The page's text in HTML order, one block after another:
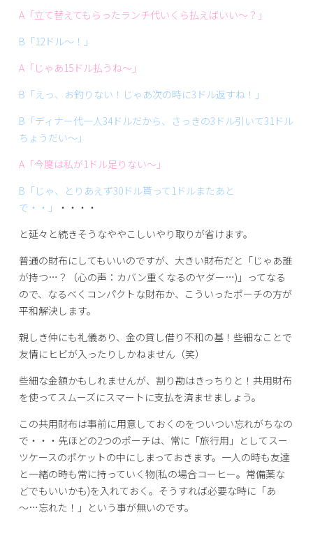
A「立て替えてもらったランチ代いくら払えばいい～？」
B「12ドル～！」
A「じゃあ15ドル払うね～」
B「えっ、お釣りない！じゃあ次の時に3ドル返すね！」
B「ディナー代一人34ドルだから、さっきの3ドル引いて31ドル
ちょうだい～」
A「今度は私が1ドル足りない～」
B「じゃ、とりあえず30ドル貰って1ドルまたあと
で・・」
・・・・
と延々と続きそうなややこしいやり取りが省けます。
普通の財布にしてもいいのですが、大きい財布だと「じゃあ誰
が持つ…？（心の声：カバン重くなるのヤダー…)」ってなる
ので、なるべくコンパクトな財布か、こういったポーチの方が
平和解決します。
親しき仲にも礼儀あり、金の貸し借り不和の基！些細なことで
友情にヒビが入ったりしかねません（笑）
些細な金額かもしれませんが、割り勘はきっちりと！共用財布
を使ってスムーズにスマートに支払を済ませましょう。
この共用財布は事前に用意しておくのをついつい忘れがちなの
で・・・先ほどの2つのポーチは、常に「旅行用」としてスー
ツケースのポケットの中にしまっておきます。一人の時も友達
と一緒の時も常に持っていく物(私の場合コーヒー。常備薬な
どでもいいかも)を入れておく。そうすれば必要な時に「あ
～…忘れた！」という事が無いのです。